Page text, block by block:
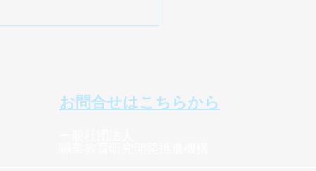
​お問合せはこちらから